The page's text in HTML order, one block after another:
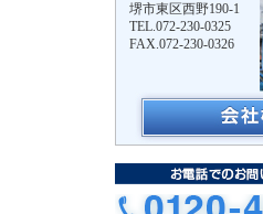
堺市東区西野190-1
TEL.072-230-0325
FAX.072-230-0326